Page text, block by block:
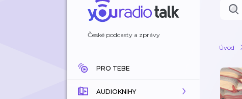
České podcasty a zprávy
PRO TEBE
AUDIOKNIHY
Úvod